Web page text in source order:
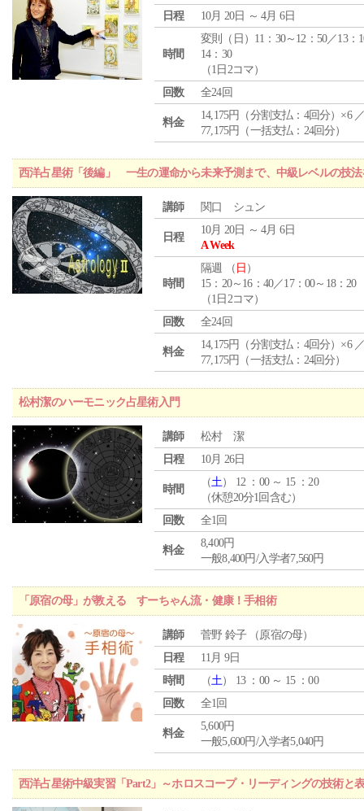
日程
10月 20日 ～ 4月 6日
時間
変則（日）11：30～12：50／13：
14：30
（1日2コマ）
回数
全24回
料金
14,175円（分割支払：4回分）×6
77,175円（一括支払：24回分）
西洋占星術「後編」 一生の運命から未来予測まで、中級レベルの技法
講師 関口 シュン
日程
10月 20日 ～ 4月 6日
A Week
時間
隔週 （ 日 ）
15：20～16：40／17：00～18：20
（1日2コマ）
回数
全24回
料金
14,175円（分割支払：4回分）×6
77,175円（一括支払：24回分）
松村潔のハーモニック占星術入門
講師
松村 潔
日程
10月 26日
時間
（土） 12 ：00 ～ 15 ：20
（休憩20分1回含む）
回数
全1回
料金
8,400円
一般8,400円/入学者7,560円
「原宿の母」が教える すーちゃん流・健康！手相術
講師
菅野 鈴子 （原宿の母）
日程
11月 9日
時間
（土） 13 ：00 ～ 15 ：00
回数
全1回
料金
5,600円
一般5,600円/入学者5,040円
西洋占星術中級実習「Part2」～ホロスコープ・リーディングの技術と